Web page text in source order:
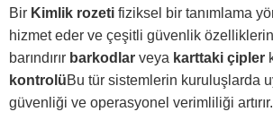
Bir Kimlik rozeti fiziksel bir tanımlama
hizmet eder ve çeşitli güvenlik
barındırır barkodlar veya karttaki çipler
kontrolüBu tür sistemlerin kuruluşlarda
güvenliği ve operasyonel verimliliği artırır.